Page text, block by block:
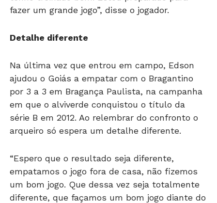
fazer um grande jogo”, disse o jogador.
Detalhe diferente
Na última vez que entrou em campo, Edson
ajudou o Goiás a empatar com o Bragantino
por 3 a 3 em Bragança Paulista, na campanha
em que o alviverde conquistou o título da
série B em 2012. Ao relembrar do confronto o
arqueiro só espera um detalhe diferente.
“Espero que o resultado seja diferente,
empatamos o jogo fora de casa, não fizemos
um bom jogo. Que dessa vez seja totalmente
diferente, que façamos um bom jogo diante do